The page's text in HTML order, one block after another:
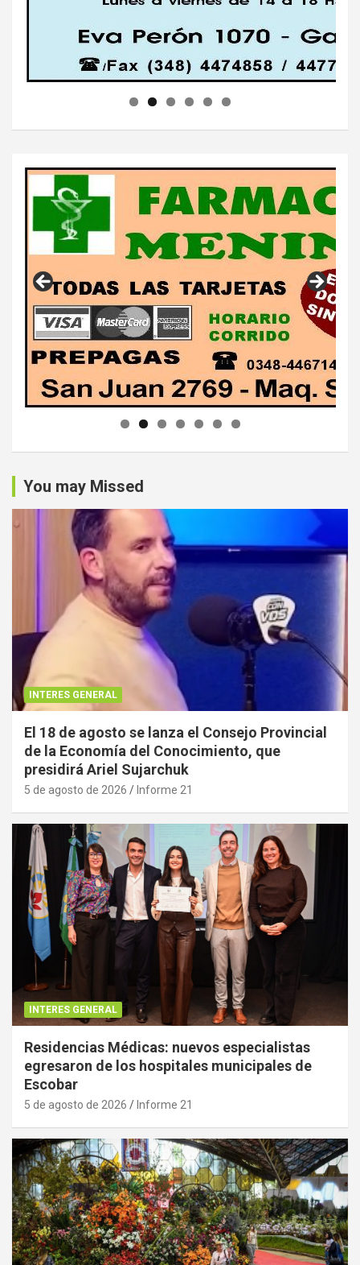
You may Missed
INTERES GENERAL
El 18 de agosto se lanza el Consejo Provincial
de la Economía del Conocimiento, que
presidirá Ariel Sujarchuk
5 de agosto de 2026 Informe 21
INTERES GENERAL
Residencias Médicas: nuevos especialistas
egresaron de los hospitales municipales de
Escobar
5 de agosto de 2026 Informe 21